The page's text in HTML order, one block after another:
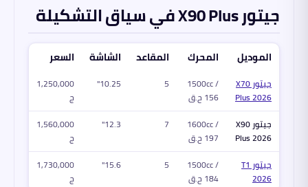
جيتور X90 Plus في سياق التشكيلة
الموديل المحرك المقاعد الشاشة السعر
جيتور X70
Plus 2026
1500cc /
156 ح.ق
5
10.25"
1,250,000
ج
جيتور X90
Plus 2026
1600cc /
197 ح.ق
7
12.3"
1,560,000
ج
جيتور T1
2026
1500cc /
184 ح.ق
5
15.6"
1,730,000
ج